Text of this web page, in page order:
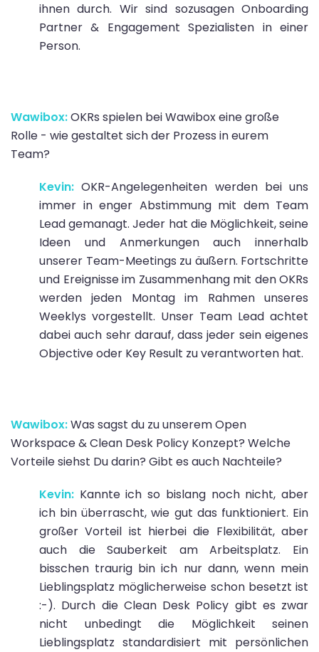
ihnen durch. Wir sind sozusagen Onboarding
Partner & Engagement Spezialisten in einer
Person.
Wawibox:OKRs spielen bei Wawibox eine große
Rolle - wie gestaltet sich der Prozess in eurem
Team?
Kevin: OKR-Angelegenheiten werden bei uns
immer in enger Abstimmung mit dem Team
Lead gemanagt. Jeder hat die Möglichkeit, seine
Ideen und Anmerkungen auch innerhalb
unserer Team-Meetings zu äußern. Fortschritte
und Ereignisse im Zusammenhang mit den OKRs
werden jeden Montag im Rahmen unseres
Weeklys vorgestellt. Unser Team Lead achtet
dabei auch sehr darauf, dass jeder sein eigenes
Objective oder Key Result zu verantworten hat.
Wawibox:Was sagst du zu unserem Open
Workspace & Clean Desk Policy Konzept? Welche
Vorteile siehst Du darin? Gibt es auch Nachteile?
Kevin: Kannte ich so bislang noch nicht, aber
ich bin überrascht, wie gut das funktioniert. Ein
großer Vorteil ist hierbei die Flexibilität, aber
auch die Sauberkeit am Arbeitsplatz. Ein
bisschen traurig bin ich nur dann, wenn mein
Lieblingsplatz möglicherweise schon besetzt ist
:-). Durch die Clean Desk Policy gibt es zwar
nicht unbedingt die Möglichkeit seinen
Lieblingsplatz standardisiert mit persönlichen